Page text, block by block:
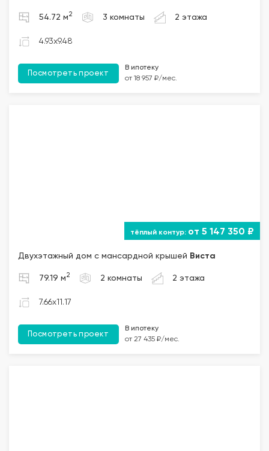
54.72 м 2 3 комнаты 2 этажа
4.93x9.48
Посмотреть проект
В ипотеку
от 18 957 ₽/мес.
от 5 147 350 ₽
Двухэтажный дом с мансардной крышей Виста
79.19 м 2 2 комнаты 2 этажа
7.66x11.17
Посмотреть проект
В ипотеку
от 27 435 ₽/мес.